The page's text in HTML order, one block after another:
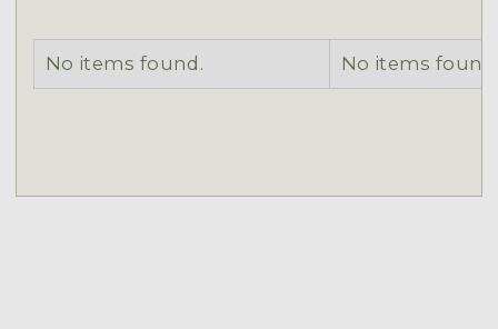
No items found. No items